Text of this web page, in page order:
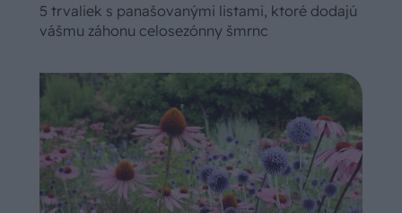
5 trvaliek s panašovanými listami, ktoré dodajú
vášmu záhonu celosezónny šmrnc